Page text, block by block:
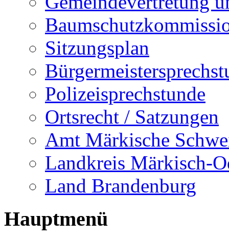
Sitzungsplan
Polizeisprechstunde
Ortsrecht / Satzungen
Amt Märkische
Landkreis Märkisch-
Land Brandenburg
Hauptmenü